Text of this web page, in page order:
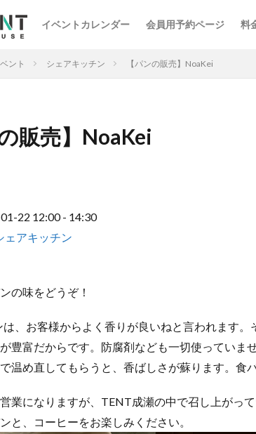
イベントカレンダー 会員用予約ページ 料
ント シェアキッチン 【パンの販売】NoaKei
販売】NoaKei
22 12:00 - 14:30
ェアキッチン
の味をどうぞ！
、お客様からよく香りが良いねと言われます
豊富だからです。防腐剤なども一切使っていま
温め直してもらうと、香ばしさが蘇ります。食
業になりますが、TENT成瀬の中で召し上がっ
と、コーヒーをお楽しみください。